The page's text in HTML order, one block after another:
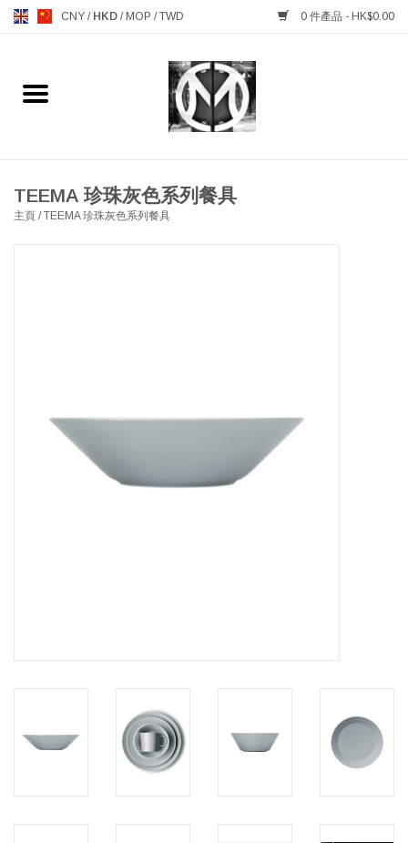
CNY / HKD / MOP /TWD 0 件產品 - HK$0.00
主頁
MANKS ANTIQUES 古董
HEALTHY LIVING 健康家居
LATEST ARRIVALS 最新扺港
TEEMA 珍珠灰色系列餐具
主頁 /TEEMA 珍珠灰色系列餐具